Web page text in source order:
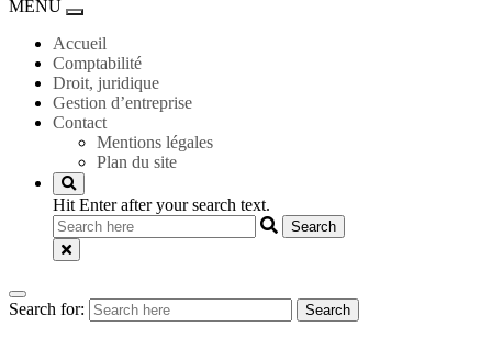
MENU
Toggle
navigation
Accueil
Comptabilité
Droit, juridique
Gestion d’entreprise
Contact
Mentions légales
Plan du site
Hit Enter after your search text.
Search for: Search